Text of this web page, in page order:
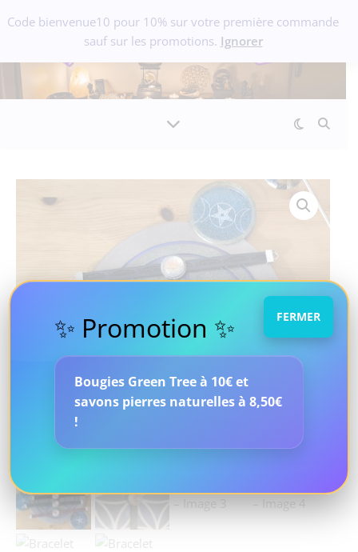
Code bienvenue10 pour 10% sur votre première commande
sauf sur les promotions. Ignorer
✨ Promotion ✨
Bougies Green Tree à 10€ et
savons pierres naturelles à 8,50€
!
FERMER